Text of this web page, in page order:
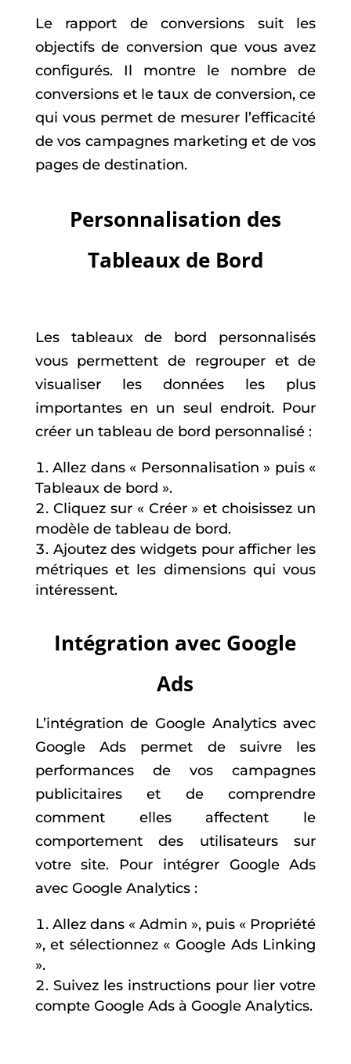
Le rapport de conversions suit les
objectifs de conversion que vous avez
configurés. Il montre le nombre de
conversions et le taux de conversion, ce
qui vous permet de mesurer l’efficacité
de vos campagnes marketing et de vos
pages de destination.
Personnalisation des
Tableaux de Bord
Les tableaux de bord personnalisés
vous permettent de regrouper et de
visualiser les données les plus
importantes en un seul endroit. Pour
créer un tableau de bord personnalisé :
Allez dans « Personnalisation » puis «
Tableaux de bord ».
Cliquez sur « Créer » et choisissez un
modèle de tableau de bord.
Ajoutez des widgets pour afficher les
métriques et les dimensions qui vous
intéressent.
Intégration avec Google
Ads
L’intégration de Google Analytics avec
Google Ads permet de suivre les
performances de vos campagnes
publicitaires et de comprendre
comment elles affectent le
comportement des utilisateurs sur
votre site. Pour intégrer Google Ads
avec Google Analytics :
Allez dans « Admin », puis « Propriété
», et sélectionnez « Google Ads Linking
».
Suivez les instructions pour lier votre
compte Google Ads à Google Analytics.